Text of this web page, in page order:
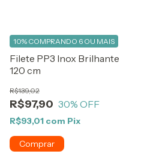
Filete PP3 Inox Brilhante
120 cm
R$97,90
R$139,02
30% OFF
10% COMPRANDO 6 OU MAIS
R$93,01 com Pix